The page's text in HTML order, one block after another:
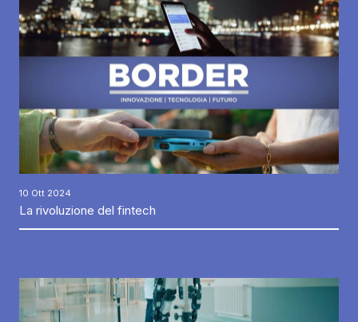
10 Ott 2024
La rivoluzione del fintech